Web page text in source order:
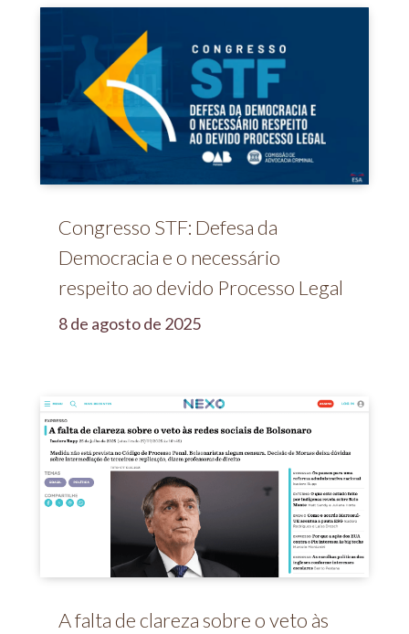
Congresso STF: Defesa da
Democracia e o necessário
respeito ao devido Processo Legal
8 de agosto de 2025
A falta de clareza sobre o veto às